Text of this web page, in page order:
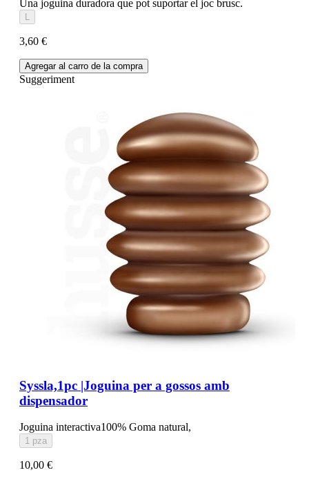
Una joguina duradora que pot suportar el joc brusc.
3,60 €
Agregar al carro de la compra
Suggeriment
Syssla,1pc |Joguina per a gossos amb
dispensador
Joguina interactiva100% Goma natural,
1 pza
10,00 €